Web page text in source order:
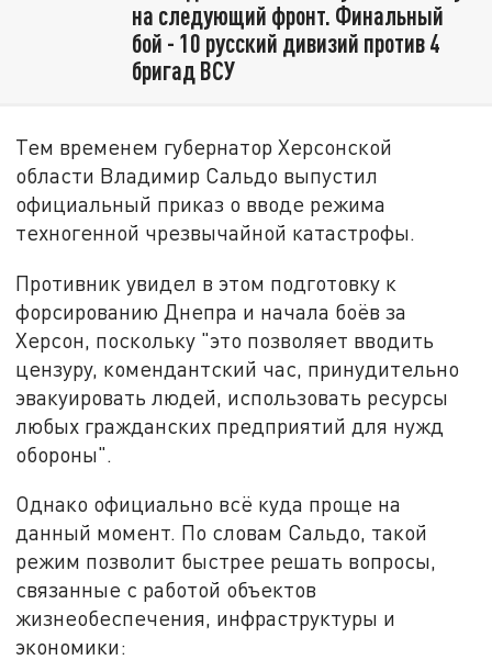
на следующий фронт. Финальный
бой - 10 русский дивизий против 4
бригад ВСУ
Тем временем губернатор Херсонской
области Владимир Сальдо выпустил
официальный приказ о вводе режима
техногенной чрезвычайной катастрофы.
Противник увидел в этом подготовку к
форсированию Днепра и начала боёв за
Херсон, поскольку "это позволяет вводить
цензуру, комендантский час, принудительно
эвакуировать людей, использовать ресурсы
любых гражданских предприятий для нужд
обороны".
Однако официально всё куда проще на
данный момент. По словам Сальдо, такой
режим позволит быстрее решать вопросы,
связанные с работой объектов
жизнеобеспечения, инфраструктуры и
экономики: